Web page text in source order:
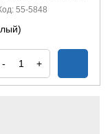
55-5848
- +